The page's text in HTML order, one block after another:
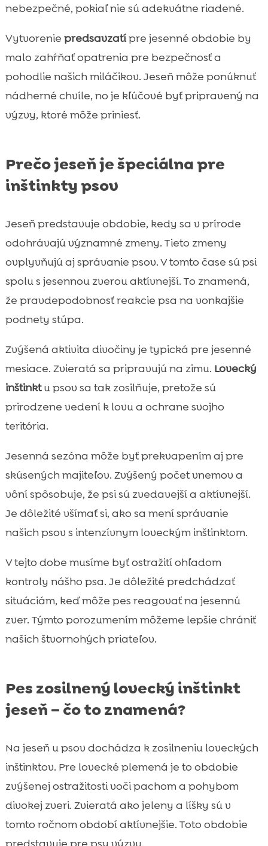
nebezpečné, pokiaľ nie sú adekvátne riadené.
Vytvorenie predsavzatípre jesenné obdobie by
malo zahŕňať opatrenia pre bezpečnosť a
pohodlie našich miláčikov. Jeseň môže ponúknuť
nádherné chvíle, no je kľúčové byť pripravený na
výzvy, ktoré môže priniesť.
Prečo jeseň je špeciálna pre
inštinkty psov
Jeseň predstavuje obdobie, kedy sa v prírode
odohrávajú významné zmeny. Tieto zmeny
ovplyvňujú aj správanie psov. V tomto čase sú psi
spolu s jesennou zverou aktívnejší. To znamená,
že pravdepodobnosť reakcie psa na vonkajšie
podnety stúpa.
Zvýšená aktivita divočiny je typická pre jesenné
mesiace. Zvieratá sa pripravujú na zimu. Lovecký
inštinktu psov sa tak zosilňuje, pretože sú
prirodzene vedení k lovu a ochrane svojho
teritória.
Jesenná sezóna môže byť prekvapením aj pre
skúsených majiteľov. Zvýšený počet vnemov a
vôní spôsobuje, že psi sú zvedavejší a aktívnejší.
Je dôležité všímať si, ako sa mení správanie
našich psov s intenzívnym loveckým inštinktom.
V tejto dobe musíme byť ostražití ohľadom
kontroly nášho psa. Je dôležité predchádzať
situáciám, keď môže pes reagovať na jesennú
zver. Týmto porozumením môžeme lepšie chrániť
našich štvornohých priateľov.
Pes zosilnený lovecký inštinkt
jeseň – čo to znamená?
Na jeseň u psov dochádza k zosilneniu loveckých
inštinktov. Pre lovecké plemená je to obdobie
zvýšenej ostražitosti voči pachom a pohybom
divokej zveri. Zvieratá ako jeleny a líšky sú v
tomto ročnom období aktívnejšie. Toto obdobie